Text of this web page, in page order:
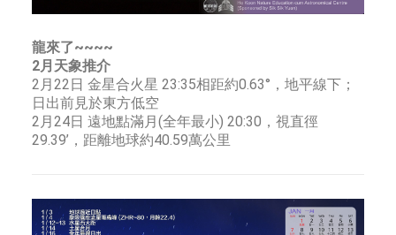
龍來了~~~~
2月天象推介
2月22日 金星合火星 23:35相距約0.63°，地平線下；
日出前見於東方低空
2月24日 遠地點滿月(全年最小) 20:30，視直徑
29.39’，距離地球約40.59萬公里